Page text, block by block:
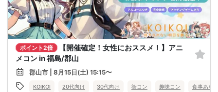
ポイント2倍
【開催確定！女性におススメ！】アニ
メコン in 福島/郡山
郡山市 | 8月15日(土) 15:15〜
KOIKOI 20代向け 30代向け 街コン 趣味コン 食事あり